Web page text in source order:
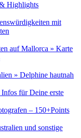
Highlights
mit
auf Mallorca » Karte
» Delphine hautnah
für Deine erste
– 150+Points
und sonstige